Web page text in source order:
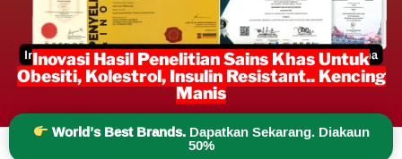
Inovasi Hasil Penelitian Sains Khas Untuk
Obesiti, Kolestrol, Insulin Resistant.. Kencing
Manis
World’s Best Brands.Dapatkan Sekarang. Diakaun
50%